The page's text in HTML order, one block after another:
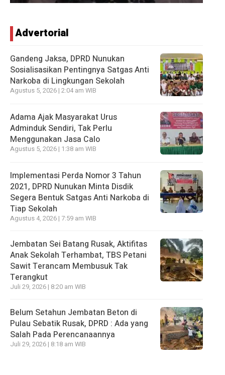
Advertorial
Gandeng Jaksa, DPRD Nunukan
Sosialisasikan Pentingnya Satgas Anti
Narkoba di Lingkungan Sekolah
Agustus 5, 2026 | 2:04 am WIB
Adama Ajak Masyarakat Urus
Adminduk Sendiri, Tak Perlu
Menggunakan Jasa Calo
Agustus 5, 2026 | 1:38 am WIB
Implementasi Perda Nomor 3 Tahun
2021, DPRD Nunukan Minta Disdik
Segera Bentuk Satgas Anti Narkoba di
Tiap Sekolah
Agustus 4, 2026 | 7:59 am WIB
Jembatan Sei Batang Rusak, Aktifitas
Anak Sekolah Terhambat, TBS Petani
Sawit Terancam Membusuk Tak
Terangkut
Juli 29, 2026 | 8:20 am WIB
Belum Setahun Jembatan Beton di
Pulau Sebatik Rusak, DPRD : Ada yang
Salah Pada Perencanaannya
Juli 29, 2026 | 8:18 am WIB